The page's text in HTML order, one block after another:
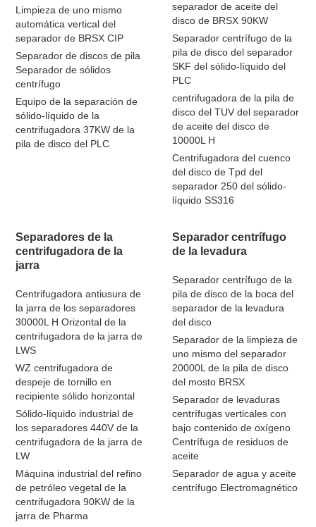
Limpieza de uno mismo
automática vertical del
separador de BRSX CIP
Separador de discos de pila
Separador de sólidos
centrífugo
Equipo de la separación de
sólido-líquido de la
centrifugadora 37KW de la
pila de disco del PLC
separador de aceite del
disco de BRSX 90KW
Separador centrífugo de la
pila de disco del separador
SKF del sólido-líquido del
PLC
centrifugadora de la pila de
disco del TUV del separador
de aceite del disco de
10000L H
Centrifugadora del cuenco
del disco de Tpd del
separador 250 del sólido-
líquido SS316
Separadores de la
centrifugadora de la
jarra
Centrifugadora antiusura de
la jarra de los separadores
30000L H Orizontal de la
centrifugadora de la jarra de
LWS
WZ centrifugadora de
despeje de tornillo en
recipiente sólido horizontal
Sólido-líquido industrial de
los separadores 440V de la
centrifugadora de la jarra de
LW
Máquina industrial del refino
de petróleo vegetal de la
centrifugadora 90KW de la
jarra de Pharma
Separador centrífugo
de la levadura
Separador centrífugo de la
pila de disco de la boca del
separador de la levadura
del disco
Separador de la limpieza de
uno mismo del separador
20000L de la pila de disco
del mosto BRSX
Separador de levaduras
centrífugas verticales con
bajo contenido de oxígeno
Centrífuga de residuos de
aceite
Separador de agua y aceite
centrífugo Electromagnético